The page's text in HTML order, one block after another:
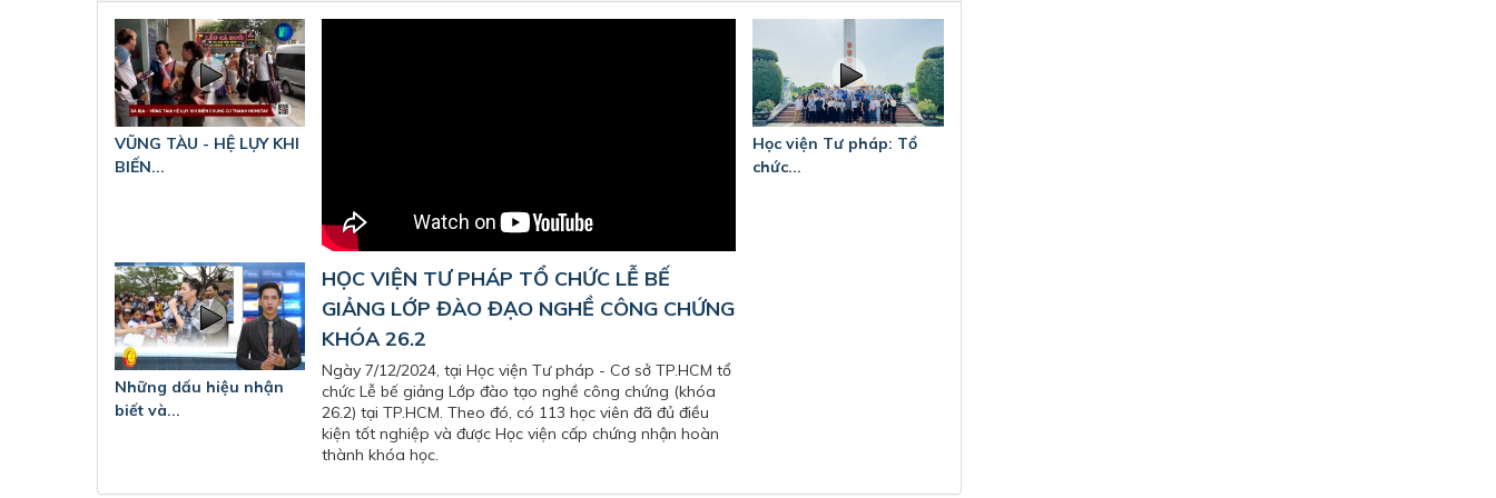
HỌC VIỆN TƯ PHÁP TỔ CHỨC LỄ BẾ
GIẢNG LỚP ĐÀO ĐẠO NGHỀ CÔNG CHỨNG
KHÓA 26.2
Ngày 7/12/2024, tại Học viện Tư pháp - Cơ sở TP.HCM tổ
chức Lễ bế giảng Lớp đào tạo nghề công chứng (khóa
26.2) tại TP.HCM. Theo đó, có 113 học viên đã đủ điều
kiện tốt nghiệp và được Học viện cấp chứng nhận hoàn
thành khóa học.
VŨNG TÀU - HỆ LỤY KHI
BIẾN...
Học viện Tư pháp: Tổ
chức...
Những dấu hiệu nhận
biết và...